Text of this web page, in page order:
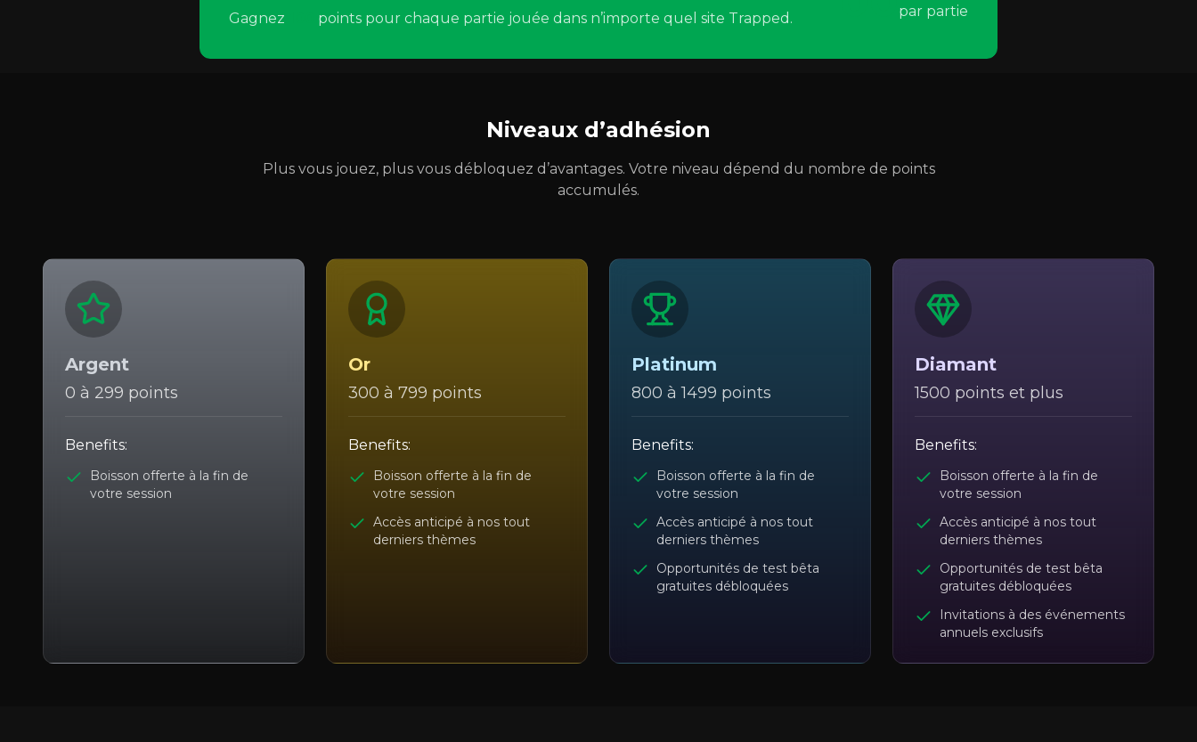
Gagnez points pour chaque partie jouée dans n’importe quel site Trapped.
par partie
Niveaux d’adhésion
Plus vous jouez, plus vous débloquez d’avantages. Votre niveau dépend du nombre de points
accumulés.
Argent
0 à 299 points
Benefits:
Boisson offerte à la fin de
votre session
Or
300 à 799 points
Benefits:
Boisson offerte à la fin de
votre session
Accès anticipé à nos tout
derniers thèmes
Platinum
800 à 1499 points
Benefits:
Boisson offerte à la fin de
votre session
Accès anticipé à nos tout
derniers thèmes
Opportunités de test bêta
gratuites débloquées
Diamant
1500 points et plus
Benefits:
Boisson offerte à la fin de
votre session
Accès anticipé à nos tout
derniers thèmes
Opportunités de test bêta
gratuites débloquées
Invitations à des événements
annuels exclusifs